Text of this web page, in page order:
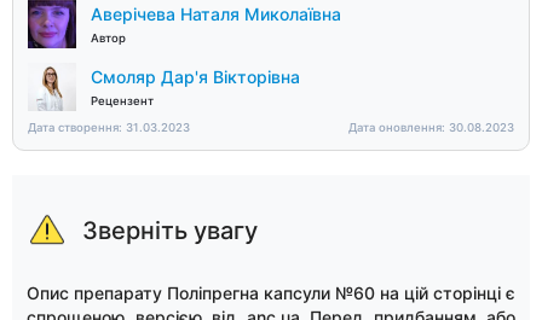
Аверічева Наталя Миколаївна
Автор
Смоляр Дар'я Вікторівна
Рецензент
Дата створення: 31.03.2023
Дата оновлення: 30.08.2023
Зверніть увагу
Опис препарату Поліпрегна капсули №60 на цій сторінці є